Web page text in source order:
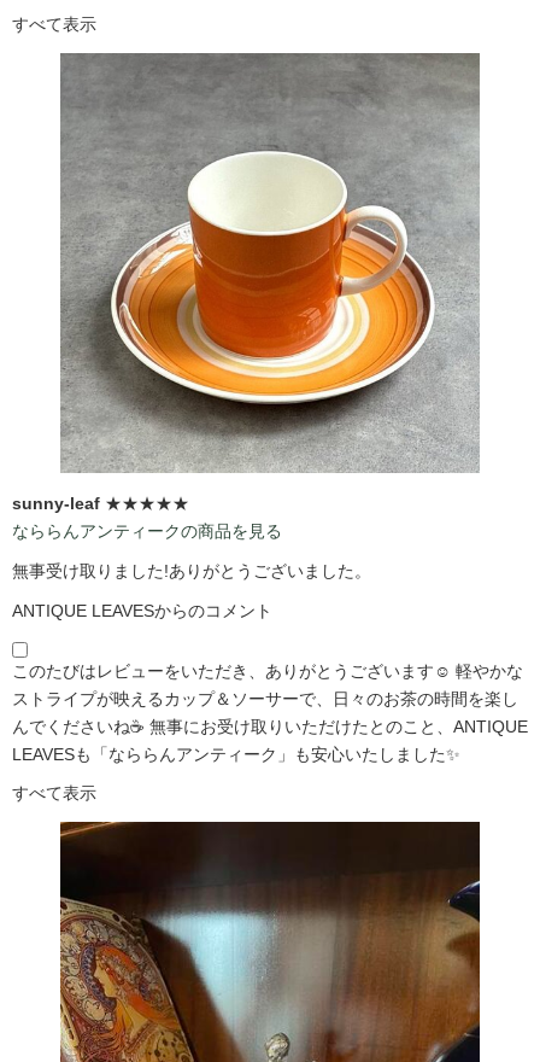
すべて表示
sunny-leaf ★★★★★
なららんアンティークの商品を見る
無事受け取りました!ありがとうございました。
ANTIQUE LEAVESからのコメント
このたびはレビューをいただき、ありがとうございます☺️ 軽やかな
ストライプが映えるカップ＆ソーサーで、日々のお茶の時間を楽し
んでくださいね☕ 無事にお受け取りいただけたとのこと、ANTIQUE
LEAVESも「なららんアンティーク」も安心いたしました✨
すべて表示